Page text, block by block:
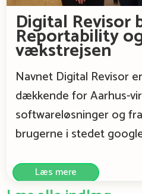
Digital Revisor
Reportability
vækstrejsen
Navnet Digital Revisor
dækkende for Aarhus-
softwareløsninger og
brugerne i stedet
Læs mere